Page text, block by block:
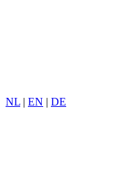
NL | EN | DE